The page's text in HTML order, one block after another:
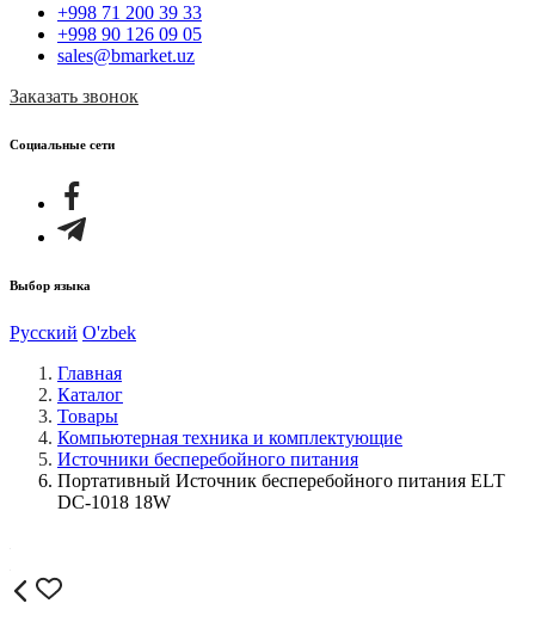
+998 71 200 39 33
+998 90 126 09 05
sales@bmarket.uz
Заказать звонок
Социальные сети
Выбор языка
Русский O'zbek
Главная
Каталог
Товары
Компьютерная техника и комплектующие
Источники бесперебойного питания
Портативный Источник бесперебойного питания ELT
DC-1018 18W